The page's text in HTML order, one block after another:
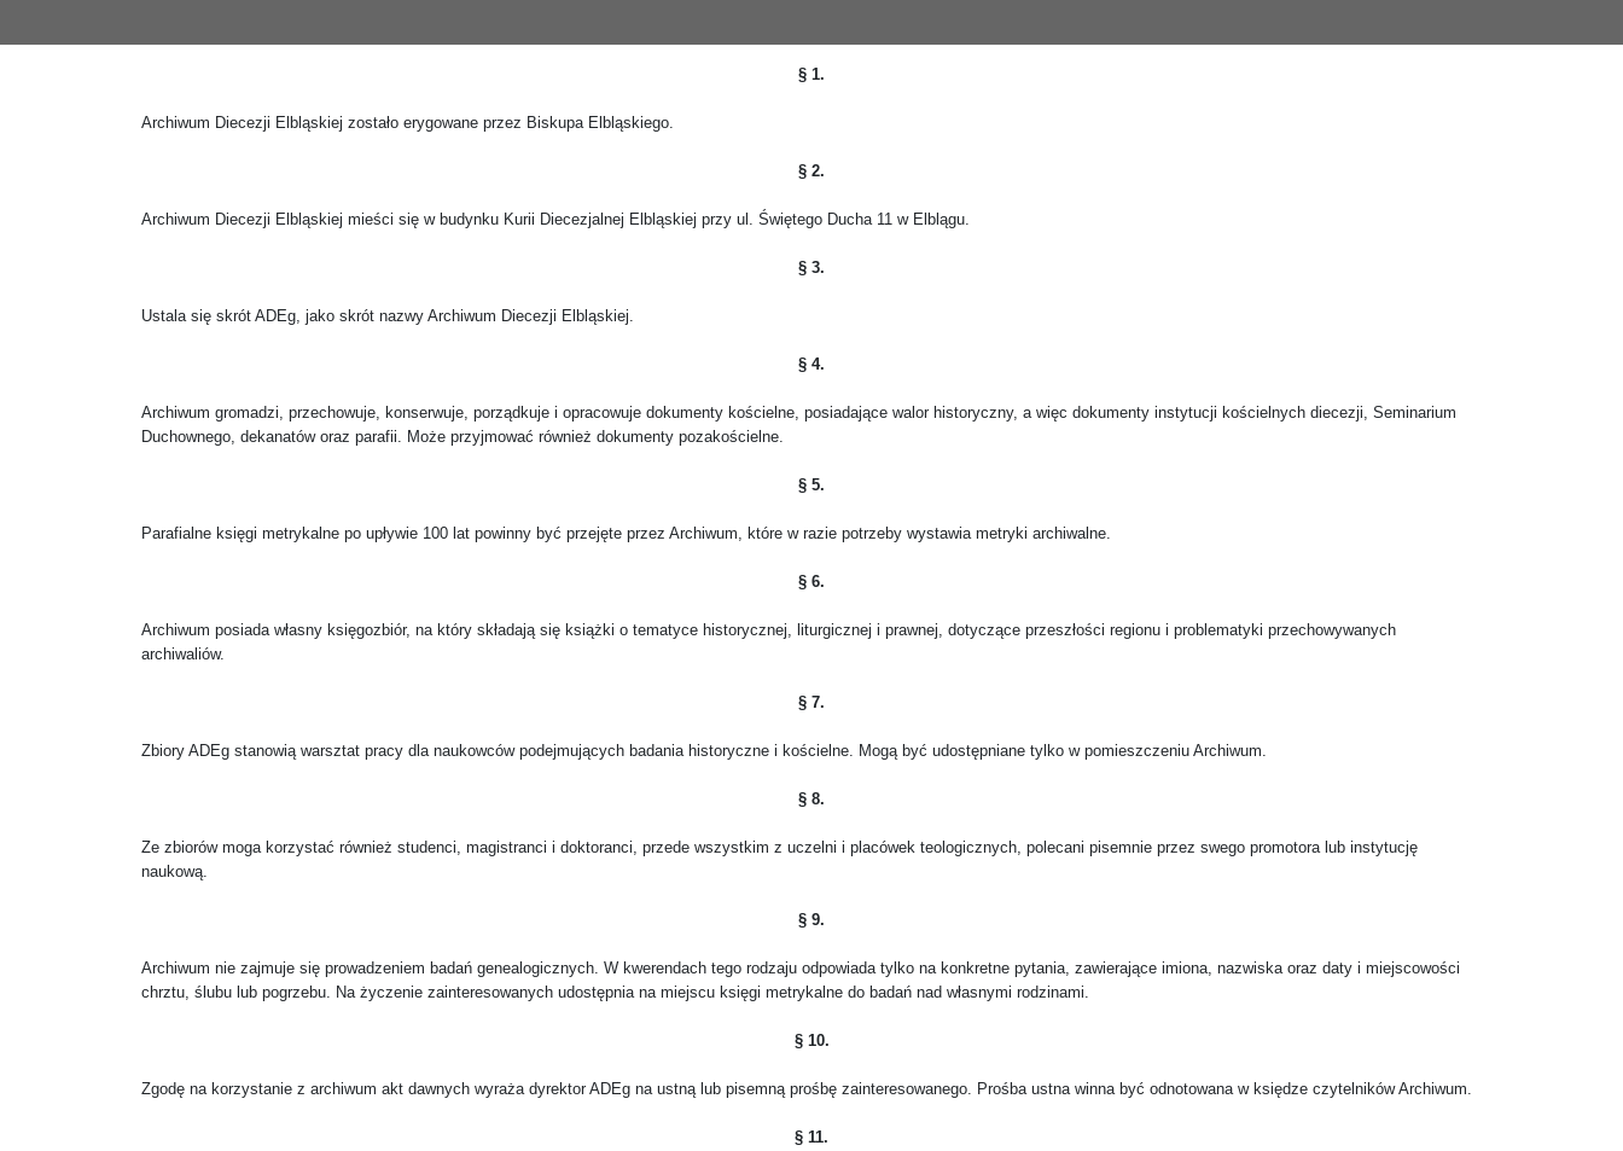
§ 1.
Archiwum Diecezji Elbląskiej zostało erygowane przez Biskupa Elbląskiego.
§ 2.
Archiwum Diecezji Elbląskiej mieści się w budynku Kurii Diecezjalnej Elbląskiej przy ul. Świętego Ducha 11 w Elblągu.
§ 3.
Ustala się skrót ADEg, jako skrót nazwy Archiwum Diecezji Elbląskiej.
§ 4.
Archiwum gromadzi, przechowuje, konserwuje, porządkuje i opracowuje dokumenty kościelne, posiadające walor historyczny, a więc dokumenty instytucji kościelnych diecezji, Seminarium
Duchownego, dekanatów oraz parafii. Może przyjmować również dokumenty pozakościelne.
§ 5.
Parafialne księgi metrykalne po upływie 100 lat powinny być przejęte przez Archiwum, które w razie potrzeby wystawia metryki archiwalne.
§ 6.
Archiwum posiada własny księgozbiór, na który składają się książki o tematyce historycznej, liturgicznej i prawnej, dotyczące przeszłości regionu i problematyki przechowywanych
archiwaliów.
§ 7.
Zbiory ADEg stanowią warsztat pracy dla naukowców podejmujących badania historyczne i kościelne. Mogą być udostępniane tylko w pomieszczeniu Archiwum.
§ 8.
Ze zbiorów moga korzystać również studenci, magistranci i doktoranci, przede wszystkim z uczelni i placówek teologicznych, polecani pisemnie przez swego promotora lub instytucję
naukową.
§ 9.
Archiwum nie zajmuje się prowadzeniem badań genealogicznych. W kwerendach tego rodzaju odpowiada tylko na konkretne pytania, zawierające imiona, nazwiska oraz daty i miejscowości
chrztu, ślubu lub pogrzebu. Na życzenie zainteresowanych udostępnia na miejscu księgi metrykalne do badań nad własnymi rodzinami.
§ 10.
Zgodę na korzystanie z archiwum akt dawnych wyraża dyrektor ADEg na ustną lub pisemną prośbę zainteresowanego. Prośba ustna winna być odnotowana w księdze czytelników Archiwum.
§ 11.